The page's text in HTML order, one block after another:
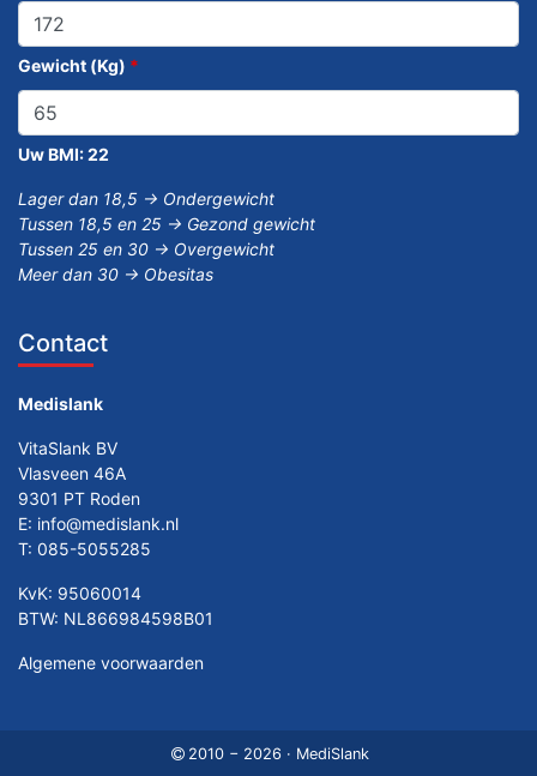
Gewicht (Kg) *
Uw BMI:22
Lager dan 18,5 -> Ondergewicht
Tussen 18,5 en 25 -> Gezond gewicht
Tussen 25 en 30 -> Overgewicht
Meer dan 30 -> Obesitas
Contact
Medislank
VitaSlank BV
Vlasveen 46A
9301 PT Roden
E: info@medislank.nl
T: 085-5055285
KvK: 95060014
BTW: NL866984598B01
Algemene voorwaarden
2010 − 2026 · MediSlank